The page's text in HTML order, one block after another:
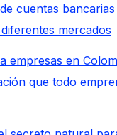
cuentas
mercados
empresas en
que todo